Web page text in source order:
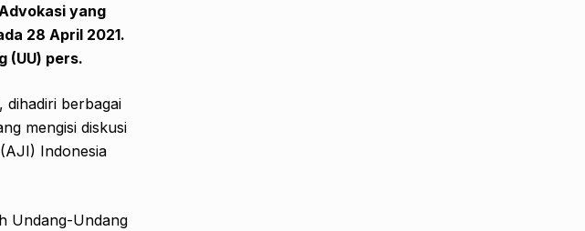
yang
28 April 2021.
(UU) pers.
dihadiri berbagai
mengisi diskusi
Indonesia
Undang-Undang